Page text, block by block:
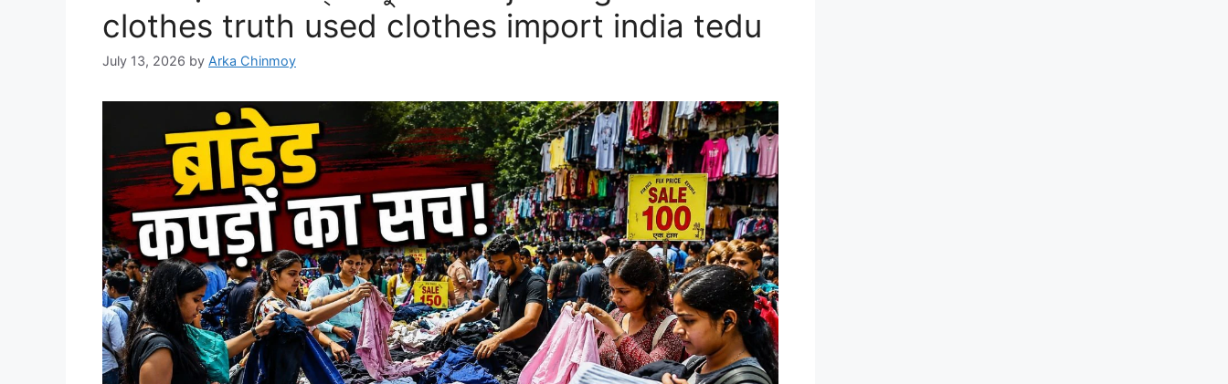
clothes truth used clothes import india tedu
July 13, 2026 by Arka Chinmoy